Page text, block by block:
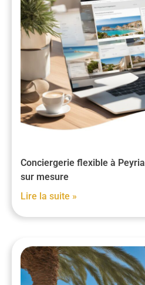
Conciergerie flexible à
sur mesure
Lire la suite »